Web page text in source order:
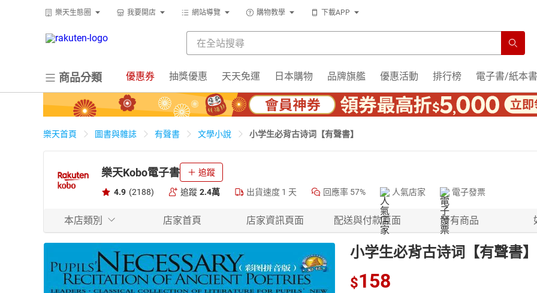
樂天生態圈 我要開店 網站導覽 購物教學 下載APP
商品分類 優惠券 抽獎優惠 天天免運 日本購物 品牌旗艦 優惠活動 排行榜 電子書/紙本書
樂天首頁 圖書與雜誌 有聲書 文學小說 小学生必背古诗词【有聲書】
樂天Kobo電子書 追蹤
4.9 (2188) 追蹤 2.4萬 出貨速度 1 天 回應率 57% 人氣店家 電子發票
本店類別 店家首頁 店家資訊頁面 配送與付款頁面 所有商品
小学生必背古诗词【有聲書】
$158